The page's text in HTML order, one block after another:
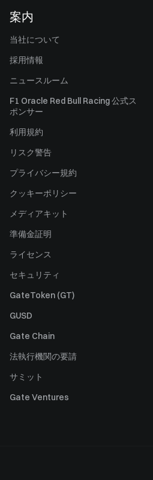
案内
当社について
採用情報
ニュースルーム
F1 Oracle Red Bull Racing 公式ス
ポンサー
利用規約
リスク警告
プライバシー規約
クッキーポリシー
メディアキット
準備金証明
ライセンス
セキュリティ
GateToken (GT)
GUSD
Gate Chain
法執行機関の要請
サミット
Gate Ventures